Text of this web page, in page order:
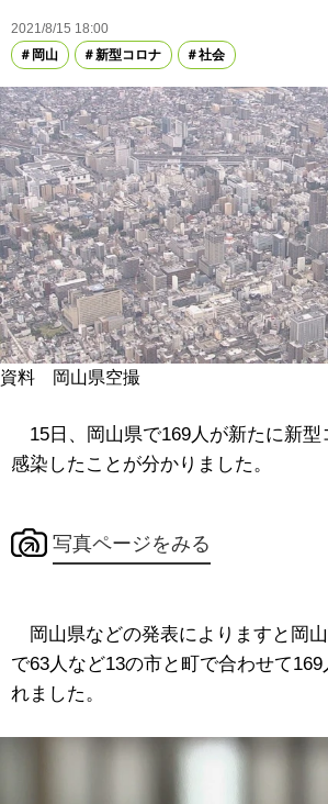
2021/8/15 18:00
岡山
新型コロナ 社会
資料 岡山県空撮
15日、岡山県で169人が新たに新型
感染したことが分かりました。
写真ページをみる
岡山県などの発表によりますと岡
で63人など13の市と町で合わせて
れました。